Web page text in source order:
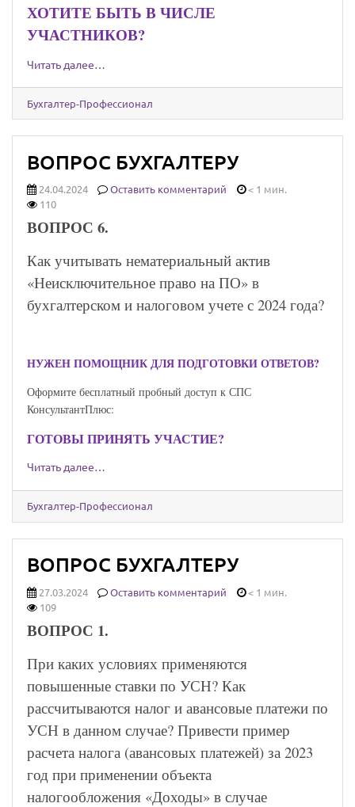
ХОТИТЕ БЫТЬ В ЧИСЛЕ
УЧАСТНИКОВ?
Читать далее…
Бухгалтер-Профессионал
ВОПРОС БУХГАЛТЕРУ
24.04.2024 Оставить комментарий
< 1 мин.
110
ВОПРОС 6.
Как учитывать нематериальный актив
«Неисключительное право на ПО» в
бухгалтерском и налоговом учете с 2024 года?
НУЖЕН ПОМОЩНИК ДЛЯ ПОДГОТОВКИ ОТВЕТОВ?
Оформите бесплатный пробный доступ к СПС
КонсультантПлюс:
ГОТОВЫ ПРИНЯТЬ УЧАСТИЕ?
Читать далее…
Бухгалтер-Профессионал
ВОПРОС БУХГАЛТЕРУ
27.03.2024 Оставить комментарий
< 1 мин.
109
ВОПРОС 1.
При каких условиях применяются
повышенные ставки по УСН? Как
рассчитываются налог и авансовые платежи по
УСН в данном случае? Привести пример
расчета налога (авансовых платежей) за 2023
год при применении объекта
налогообложения «Доходы» в случае